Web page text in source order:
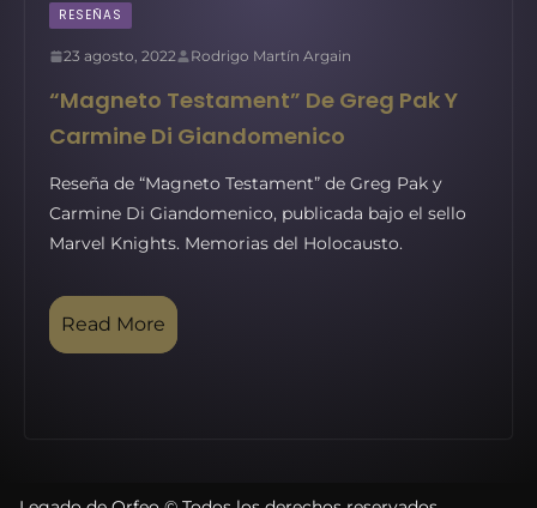
RESEÑAS
23 agosto, 2022 Rodrigo Martín Argain
“Magneto Testament” De Greg Pak Y
Carmine Di Giandomenico
Reseña de “Magneto Testament” de Greg Pak y
Carmine Di Giandomenico, publicada bajo el sello
Marvel Knights. Memorias del Holocausto.
Read More